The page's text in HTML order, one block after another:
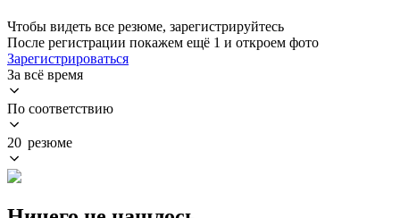
Чтобы видеть все резюме, зарегистрируйтесь
После регистрации покажем ещё 1 и откроем фото
Зарегистрироваться
За всё время
По соответствию
20 резюме